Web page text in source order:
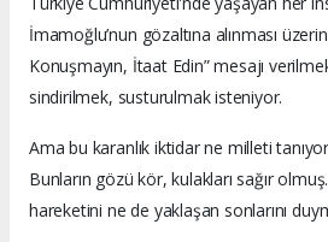
İmamoğlu’nun gözaltına alınması
Konuşmayın, İtaat Edin” mesajı
sindirilmek, susturulmak isteniyor.
Ama bu karanlık iktidar ne milleti
Bunların gözü kör, kulakları sağır
hareketini ne de yaklaşan sonlarını